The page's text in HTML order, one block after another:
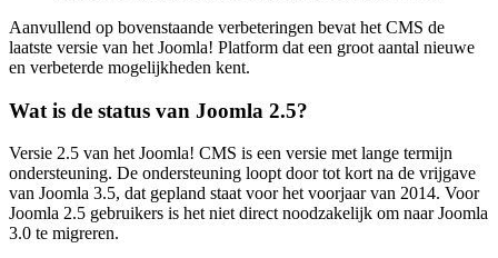
Aanvullend op bovenstaande verbeteringen bevat het CMS de
laatste versie van het Joomla! Platform dat een groot aantal nieuwe
en verbeterde mogelijkheden kent.
Wat is de status van Joomla 2.5?
Versie 2.5 van het Joomla! CMS is een versie met lange termijn
ondersteuning. De ondersteuning loopt door tot kort na de vrijgave
van Joomla 3.5, dat gepland staat voor het voorjaar van 2014. Voor
Joomla 2.5 gebruikers is het niet direct noodzakelijk om naar Joomla
3.0 te migreren.